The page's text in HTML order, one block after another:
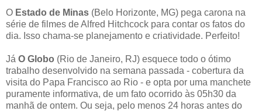
O Estado de Minas (Belo Horizonte, MG) pega carona na
série de filmes de Alfred Hitchcock para contar os fatos do
dia. Isso chama-se planejamento e criatividade. Perfeito!
Já O Globo (Rio de Janeiro, RJ) esquece todo o ótimo
trabalho desenvolvido na semana passada - cobertura da
visita do Papa Francisco ao Rio - e opta por uma manchete
puramente informativa, de um fato ocorrido às 05h30 da
manhã de ontem. Ou seja, pelo menos 24 horas antes do